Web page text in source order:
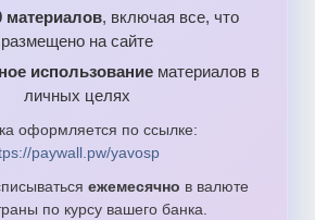
материалов, включая все, что
размещено на сайте
использование материалов в
личных целях
оформляется по ссылке:
paywall.pw/yavosp
ежемесячно в валюте
по курсу вашего банка.